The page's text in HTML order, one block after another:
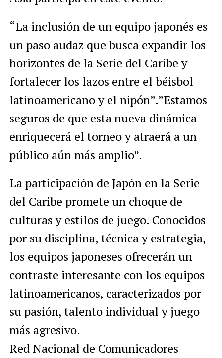
“La inclusión de un equipo japonés es
un paso audaz que busca expandir los
horizontes de la Serie del Caribe y
fortalecer los lazos entre el béisbol
latinoamericano y el nipón”.”Estamos
seguros de que esta nueva dinámica
enriquecerá el torneo y atraerá a un
público aún más amplio”.
La participación de Japón en la Serie
del Caribe promete un choque de
culturas y estilos de juego. Conocidos
por su disciplina, técnica y estrategia,
los equipos japoneses ofrecerán un
contraste interesante con los equipos
latinoamericanos, caracterizados por
su pasión, talento individual y juego
más agresivo.
Red Nacional de Comunicadores